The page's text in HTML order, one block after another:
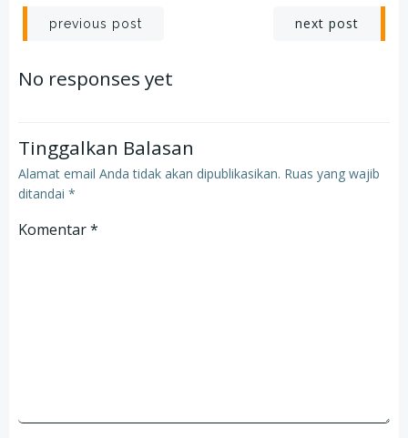
Post
navigation
previous post next post
No responses yet
Tinggalkan Balasan
Alamat email Anda tidak akan dipublikasikan. Ruas yang wajib
ditandai *
Komentar*